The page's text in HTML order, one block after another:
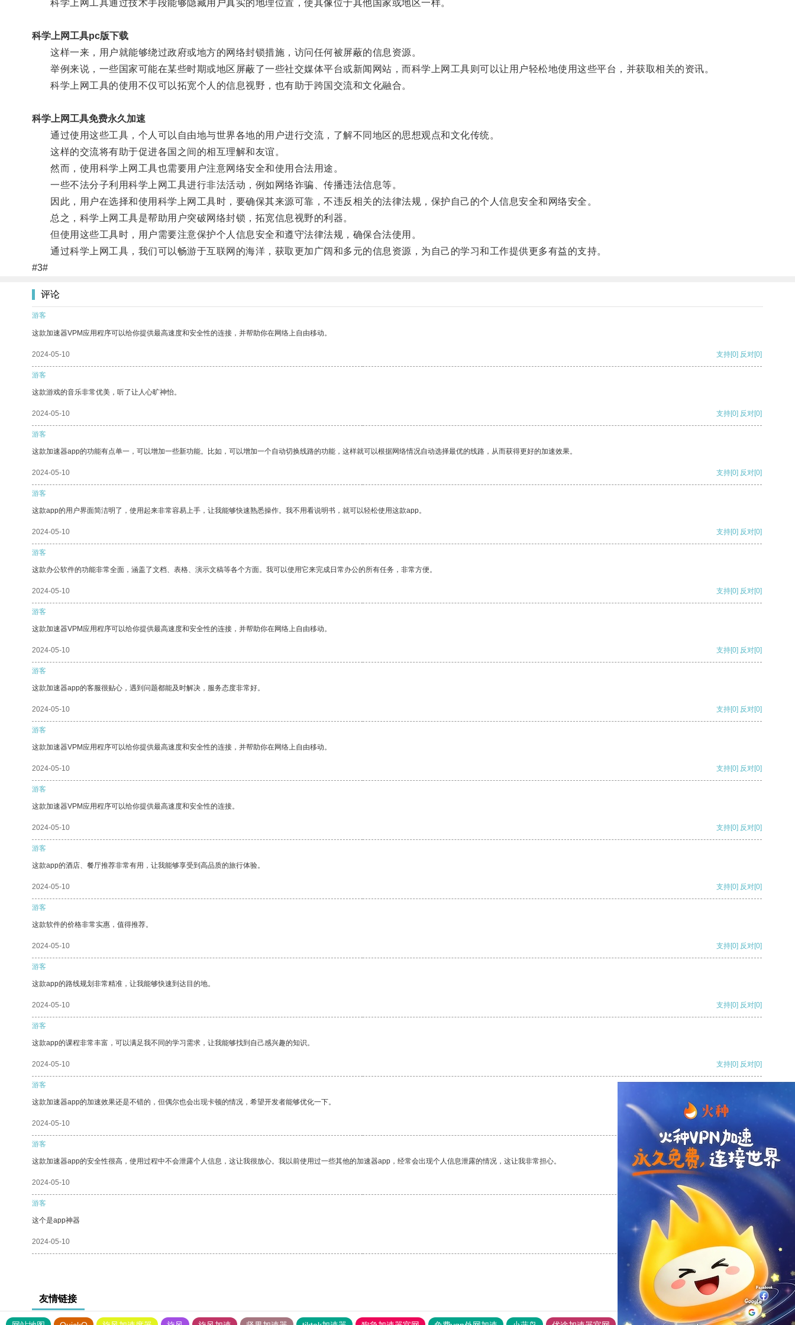
科学上网工具通过技术手段能够隐藏用户真实的地理位置，使其像位于其他国家或地区一样。
科学上网工具pc版下载
这样一来，用户就能够绕过政府或地方的网络封锁措施，访问任何被屏蔽的信息资源。
举例来说，一些国家可能在某些时期或地区屏蔽了一些社交媒体平台或新闻网站，而科学上网工具则可以让用户轻松地使用这些平台，并获取相关的资讯。
科学上网工具的使用不仅可以拓宽个人的信息视野，也有助于跨国交流和文化融合。
科学上网工具免费永久加速
通过使用这些工具，个人可以自由地与世界各地的用户进行交流，了解不同地区的思想观点和文化传统。
这样的交流将有助于促进各国之间的相互理解和友谊。
然而，使用科学上网工具也需要用户注意网络安全和使用合法用途。
一些不法分子利用科学上网工具进行非法活动，例如网络诈骗、传播违法信息等。
因此，用户在选择和使用科学上网工具时，要确保其来源可靠，不违反相关的法律法规，保护自己的个人信息安全和网络安全。
总之，科学上网工具是帮助用户突破网络封锁，拓宽信息视野的利器。
但使用这些工具时，用户需要注意保护个人信息安全和遵守法律法规，确保合法使用。
通过科学上网工具，我们可以畅游于互联网的海洋，获取更加广阔和多元的信息资源，为自己的学习和工作提供更多有益的支持。
#3#
评论
游客
这款加速器VPM应用程序可以给你提供最高速度和安全性的连接，并帮助你在网络上自由移动。
2024-05-10 支持[0] 反对[0]
游客
这款游戏的音乐非常优美，听了让人心旷神怡。
2024-05-10 支持[0] 反对[0]
游客
这款加速器app的功能有点单一，可以增加一些新功能。比如，可以增加一个自动切换线路的功能，这样就可以根据网络情况自动选择最优的线路，从而获得更好的加速效果。
2024-05-10 支持[0] 反对[0]
游客
这款app的用户界面简洁明了，使用起来非常容易上手，让我能够快速熟悉操作。我不用看说明书，就可以轻松使用这款app。
2024-05-10 支持[0] 反对[0]
游客
这款办公软件的功能非常全面，涵盖了文档、表格、演示文稿等各个方面。我可以使用它来完成日常办公的所有任务，非常方便。
2024-05-10 支持[0] 反对[0]
游客
这款加速器VPM应用程序可以给你提供最高速度和安全性的连接，并帮助你在网络上自由移动。
2024-05-10 支持[0] 反对[0]
游客
这款加速器app的客服很贴心，遇到问题都能及时解决，服务态度非常好。
2024-05-10 支持[0] 反对[0]
游客
这款加速器VPM应用程序可以给你提供最高速度和安全性的连接，并帮助你在网络上自由移动。
2024-05-10 支持[0] 反对[0]
游客
这款加速器VPM应用程序可以给你提供最高速度和安全性的连接。
2024-05-10 支持[0] 反对[0]
游客
这款app的酒店、餐厅推荐非常有用，让我能够享受到高品质的旅行体验。
2024-05-10 支持[0] 反对[0]
游客
这款软件的价格非常实惠，值得推荐。
2024-05-10 支持[0] 反对[0]
游客
这款app的路线规划非常精准，让我能够快速到达目的地。
2024-05-10 支持[0] 反对[0]
游客
这款app的课程非常丰富，可以满足我不同的学习需求，让我能够找到自己感兴趣的知识。
2024-05-10 支持[0] 反对[0]
游客
这款加速器app的加速效果还是不错的，但偶尔也会出现卡顿的情况，希望开发者能够优化一下。
2024-05-10
游客
这款加速器app的安全性很高，使用过程中不会泄露个人信息，这让我很放心。我以前使用过一些其他的加速器app，经常会出现个人信息泄露的情况，这让我非常担心。
2024-05-10 反对
游客
这个是app神器
2024-05-10 反对[0]
友情链接